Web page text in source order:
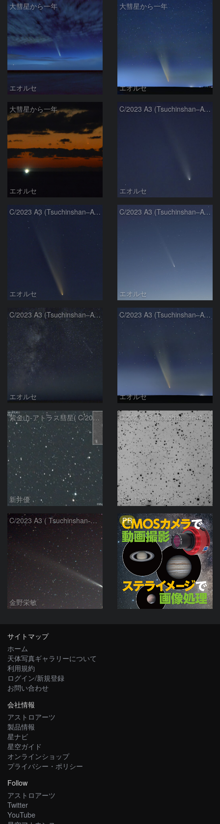
大彗星から一年
エオルセ
大彗星から一年
エオルセ
大彗星から一年
エオルセ
C/2023 A3 (Tsuchinshan–ATLAS)
エオルセ
C/2023 A3 (Tsuchinshan–ATLAS)
エオルセ
C/2023 A3 (Tsuchinshan–ATLAS)
エオルセ
C/2023 A3 (Tsuchinshan–ATLAS)と天の川
エオルセ
C/2023 A3 (Tsuchinshan–ATLAS)
エオルセ
紫金山-アトラス彗星( C/2023A3 )：2025/09/16
新井優
C/2023 A3 (Tsuchinshan-ATLAS)
モンドシャルナ
C/2023 A3 ( Tsuchinshan-ATLAS )
金野栄敏
PR
サイトマップ
ホーム
天体写真ギャラリーについて
利用規約
ログイン/新規登録
お問い合わせ
会社情報
アストロアーツ
製品情報
星ナビ
星空ガイド
オンラインショップ
プライバシー・ポリシー
Follow
アストロアーツ
Twitter
YouTube